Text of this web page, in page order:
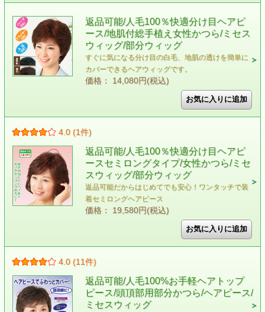
返品可能/人毛100％快適分け目ヘアピ
ース/地肌付総手植え女性かつら/ミセス
ウィッグ/部分ウィッグ
すぐに気になる分け目の白毛、地肌の透けを簡単に
カバーできるヘアウィッグです。
価格： 14,080円(税込)
4.0 (1件)
返品可能/人毛100％快適分け目ヘアピ
ースセミロングタイプ/女性かつら/ミセ
スウィッグ/部分ウィッグ
返品可能だからはじめてでも安心！ワンタッチで装
着セミロングヘアピース
価格： 19,580円(税込)
4.0 (11件)
返品可能/人毛100%お手軽ヘアトップ
ピース/頭頂部用部分かつら/ヘアピース/
ミセスウィッグ